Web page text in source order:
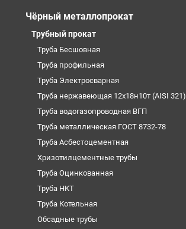
Чёрный металлопрокат
Трубный прокат
Труба Бесшовная
Труба профильная
Труба Электросварная
Труба нержавеющая 12х18н10т (AISI 321)
Труба водогазопроводная ВГП
Труба металлическая ГОСТ 8732-78
Труба Асбестоцементная
Хризотилцементные трубы
Труба Оцинкованная
Труба НКТ
Труба Котельная
Обсадные трубы